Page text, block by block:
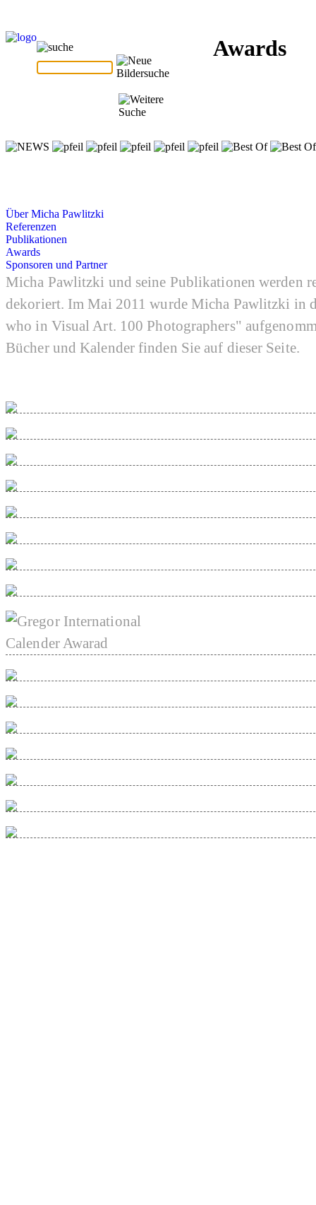
Awards
Über Micha Pawlitzki
Referenzen
Publikationen
Awards
Sponsoren und Partner
Micha Pawlitzki und seine Publikationen werden
dekoriert. Im Mai 2011 wurde Micha Pawlitzki in
who in Visual Art. 100 Photographers"
Bücher und Kalender finden Sie auf dieser Seite.